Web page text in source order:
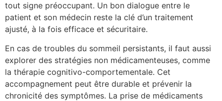
tout signe préoccupant. Un bon dialogue entre le
patient et son médecin reste la clé d’un traitement
ajusté, à la fois efficace et sécuritaire.
En cas de troubles du sommeil persistants, il faut aussi
explorer des stratégies non médicamenteuses, comme
la thérapie cognitivo-comportementale. Cet
accompagnement peut être durable et prévenir la
chronicité des symptômes. La prise de médicaments